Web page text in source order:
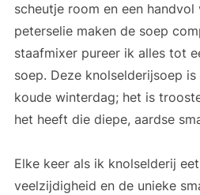
scheutje room en een
peterselie maken de soep
staafmixer pureer ik alles tot
soep. Deze knolselderijsoep
koude winterdag; het is
het heeft die diepe, aardse
Elke keer als ik knolselderij
veelzijdigheid en de unieke